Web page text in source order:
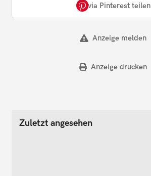
via Pinterest teilen
Anzeige melden
Anzeige drucken
Zuletzt angesehen